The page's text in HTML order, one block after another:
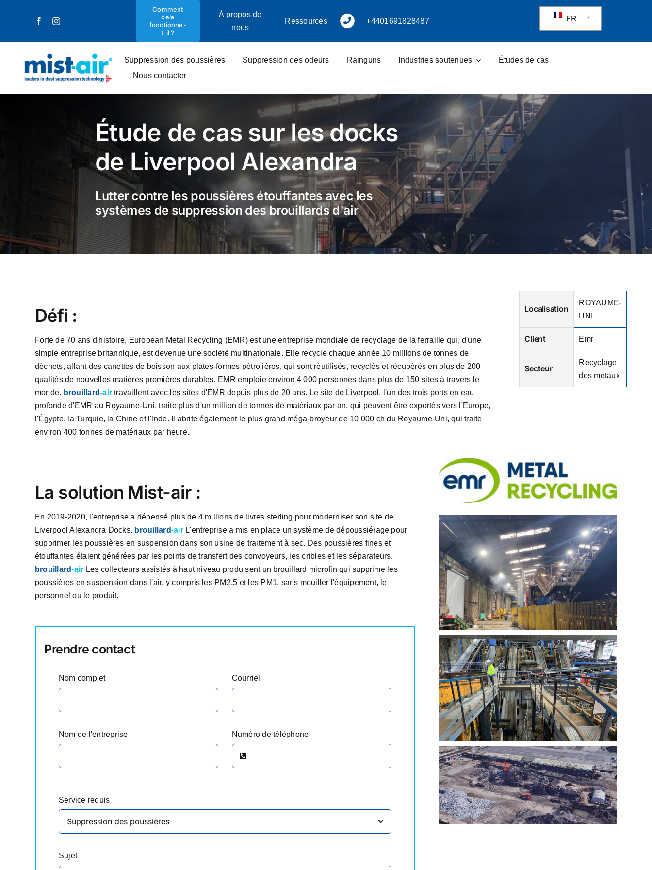
Comment
cela
fonctionne-
t-il ?
À propos de
nous
Ressources +4401691828487 FR
Suppression des poussières Suppression des odeurs Rainguns Industries soutenues
Études de cas
Nous contacter
Étude de cas sur les docks
de Liverpool Alexandra
Lutter contre les poussières étouffantes avec les
systèmes de suppression des brouillards d'air
Défi :
Forte de 70 ans d'histoire, European Metal Recycling (EMR) est une entreprise mondiale de recyclage de la ferraille qui, d'une
simple entreprise britannique, est devenue une société multinationale. Elle recycle chaque année 10 millions de tonnes de
déchets, allant des canettes de boisson aux plates-formes pétrolières, qui sont réutilisés, recyclés et récupérés en plus de 200
qualités de nouvelles matières premières durables. EMR emploie environ 4 000 personnes dans plus de 150 sites à travers le
monde. brouillard-air travaillent avec les sites d'EMR depuis plus de 20 ans. Le site de Liverpool, l'un des trois ports en eau
profonde d'EMR au Royaume-Uni, traite plus d'un million de tonnes de matériaux par an, qui peuvent être exportés vers l'Europe,
l'Égypte, la Turquie, la Chine et l'Inde. Il abrite également le plus grand méga-broyeur de 10 000 ch du Royaume-Uni, qui traite
environ 400 tonnes de matériaux par heure.
Localisation
ROYAUME-
UNI
Client Emr
Secteur
Recyclage
des métaux
La solution Mist-air :
En 2019-2020, l'entreprise a dépensé plus de 4 millions de livres sterling pour moderniser son site de
Liverpool Alexandra Docks. brouillard-airL'entreprise a mis en place un système de dépoussiérage pour
supprimer les poussières en suspension dans son usine de traitement à sec. Des poussières fines et
étouffantes étaient générées par les points de transfert des convoyeurs, les cribles et les séparateurs.
brouillard-air Les collecteurs assistés à haut niveau produisent un brouillard microfin qui supprime les
poussières en suspension dans l'air, y compris les PM2,5 et les PM1, sans mouiller l'équipement, le
personnel ou le produit.
Prendre contact
Nom complet
Nom de l'entreprise
Courriel
Numéro de téléphone
Service requis
Sujet